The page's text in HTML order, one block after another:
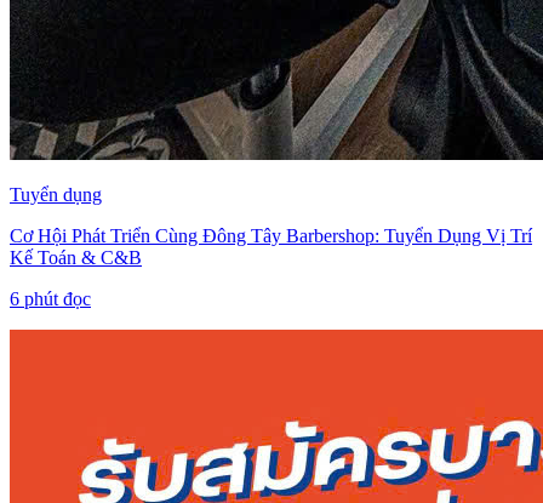
Tuyển dụng
Cơ Hội Phát Triển Cùng Đông Tây Barbershop: Tuyển Dụng Vị Trí
Kế Toán & C&B
6 phút đọc